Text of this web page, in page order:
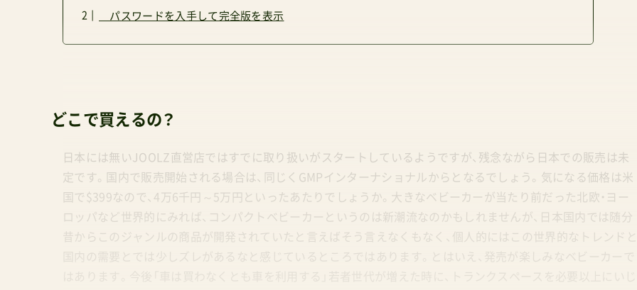
パスワードを入手して完全版を表示
どこで買えるの？
日本には無いJOOLZ直営店ではすでに取り扱いがスタートしているようですが、残念ながら日本での販売は未
定です。国内で販売開始される場合は、同じくGMPインターナショナルからとなるでしょう。気になる価格は米
国で$399なので、4万6千円～5万円といったあたりでしょうか。大きなベビーカーが当たり前だった北欧・ヨー
ロッパなど世界的にみれば、コンパクトベビーカーというのは新潮流なのかもしれませんが、日本国内では随分
昔からこのジャンルの商品が開発されていたと言えばそう言えなくもなく、個人的にはこの世界的なトレンドと